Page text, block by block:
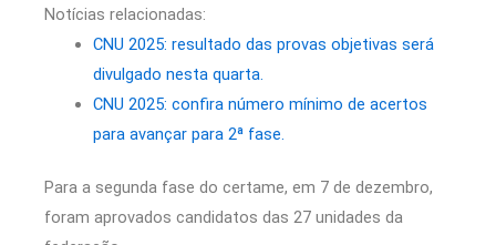
Notícias relacionadas:
CNU 2025: resultado das provas objetivas será
divulgado nesta quarta.
CNU 2025: confira número mínimo de acertos
para avançar para 2ª fase.
Para a segunda fase do certame, em 7 de dezembro,
foram aprovados candidatos das 27 unidades da